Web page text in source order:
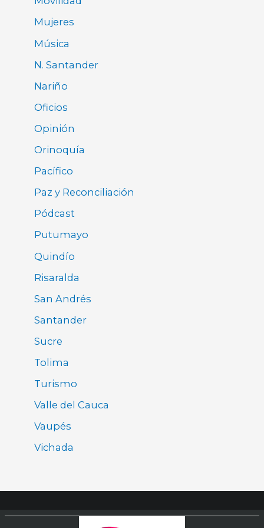
Mujeres
Música
N. Santander
Nariño
Oficios
Opinión
Orinoquía
Pacífico
Paz y Reconciliación
Pódcast
Putumayo
Quindío
Risaralda
San Andrés
Santander
Sucre
Tolima
Turismo
Valle del Cauca
Vaupés
Vichada